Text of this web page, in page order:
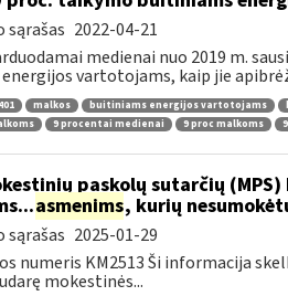
sąrašas 2022-04-21
medienai nuo 2019 m.
vartotojams, kaip jie
malkos buitiniams energijos vartotojams
9 procentai medienai 9 proc malkoms
paskolų sutarčių
asmenims, kurių
sąrašas 2025-01-29
numeris KM2513 Ši informacija
mokestinės...